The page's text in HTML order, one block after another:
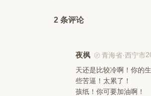
2 条评论
夜枫 青海省·西宁市
天还是比较冷啊！你的
些苦逼！太累了！
孩纸！你可要加油啊！